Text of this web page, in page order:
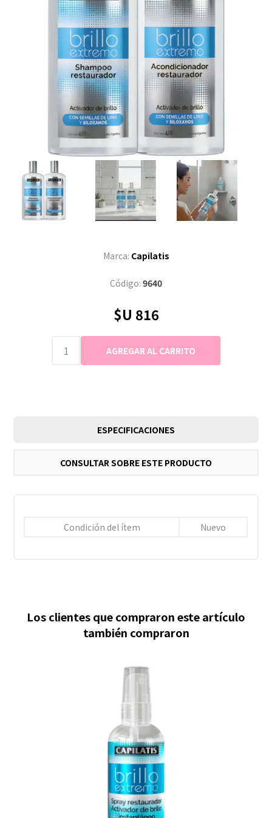
Marca: Capilatis
Código: 9640
$U 816
ESPECIFICACIONES
CONSULTAR SOBRE ESTE PRODUCTO
Condición del ítem Nuevo
Los clientes que compraron este artículo
también compraron